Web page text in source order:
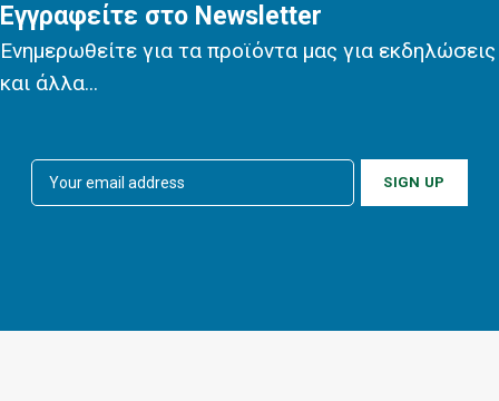
Εγγραφείτε στο Newsletter
Ενημερωθείτε για τα προϊόντα μας για εκδηλώσεις
και άλλα...